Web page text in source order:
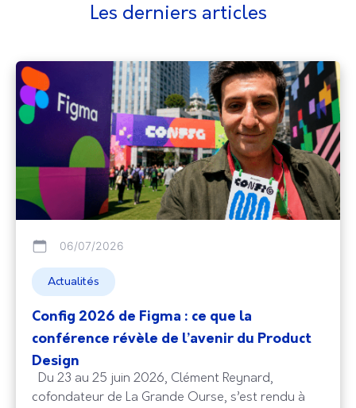
Les derniers articles
06/07/2026
Actualités
Config 2026 de Figma : ce que la
conférence révèle de l’avenir du Product
Design
Du 23 au 25 juin 2026, Clément Reynard,
cofondateur de La Grande Ourse, s’est rendu à